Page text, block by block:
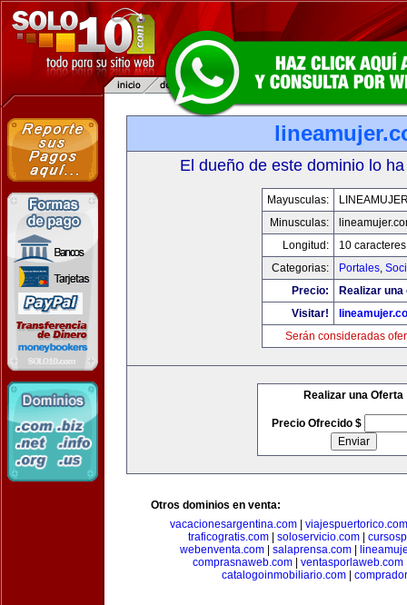
El dueño de este dominio lo
Mayusculas:
Minusculas:
Longitud:
10 caracteres
Categorias:
Portales,
Precio:
Realizar
Visitar!
Serán consideradas
Realizar una Oferta
Precio Ofrecido $
Otros dominios en venta:
vacacionesargentina.com
viajespuertorico.com
traficogratis.com| soloservicio.com|
webenventa.com
salaprensa.com
comprasnaweb.com
ventasporlaweb.com
catalogoinmobiliario.com|